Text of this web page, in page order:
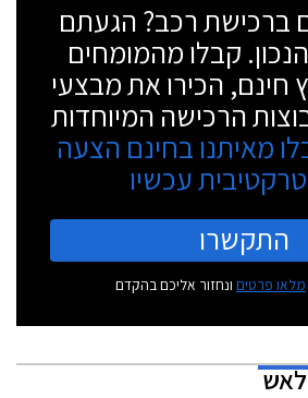
ברכישת רכב? הגעתם
קבלו מהמומחים
חינם, הכירו את מבצעי
הרכישה המיוחדות
מאיתנו בחינם הצעה
עכשיו
התקשרו
מלאו פרטים ונחזור אליכם בהקדם